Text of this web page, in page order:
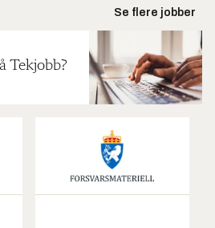
Se flere jobber
Tekjobb?